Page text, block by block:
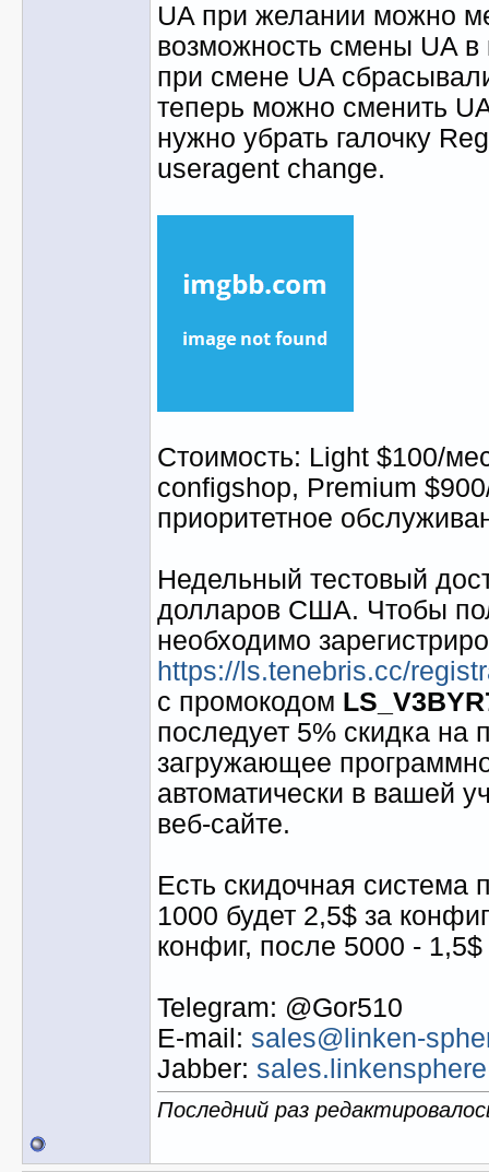
UA при желании можно
возможность смены UA
при смене UA
теперь можно сменить
нужно убрать галочку
useragent change.
Стоимость: Light $100/
configshop, Premium
приоритетное
Недельный тестовый
долларов США. Чтобы
необходимо
https://ls.tenebris.cc/
с промокодом
последует 5% скидка на
загружающее
автоматически в вашей
веб-сайте.
Есть скидочная система
1000 будет 2,5$ за
конфиг, после 5000 - 1,5$
Telegram: @Gor510
E-mail: sales@linken-
Jabber:
Последний раз